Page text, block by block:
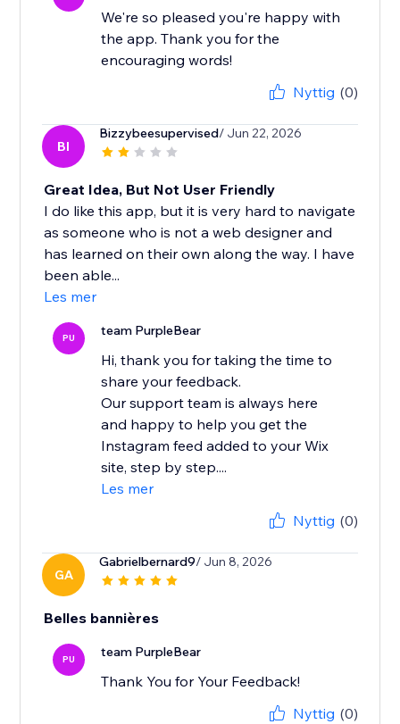
We're so pleased you're happy with
the app. Thank you for the
encouraging words!
Nyttig (0)
BI
Bizzybeesupervised/ Jun 22, 2026
Great Idea, But Not User Friendly
I do like this app, but it is very hard to navigate
as someone who is not a web designer and
has learned on their own along the way. I have
been able...
Les mer
PU team PurpleBear
Hi, thank you for taking the time to
share your feedback.
Our support team is always here
and happy to help you get the
Instagram feed added to your Wix
site, step by step....
Les mer
Nyttig (0)
GA
Gabrielbernard9/ Jun 8, 2026
Belles bannières
PU team PurpleBear
Thank You for Your Feedback!
Nyttig (0)